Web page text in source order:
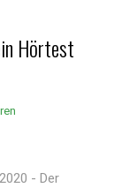
Hörtest
- Der